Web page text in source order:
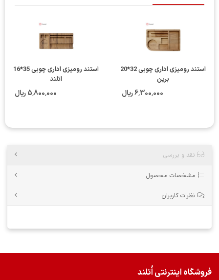
استند رومیزی اداری چوبی 32*20
برین
6٬300٬000 ریال
استند رومیزی اداری چوبی 35*16
اتلند
5٬800٬000 ریال
نقد و بررسی
مشخصات محصول
نظرات کاربران
فروشگاه اینترنتی اُتلند